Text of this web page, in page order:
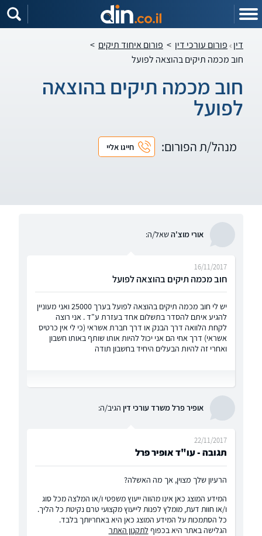
דין פורום עורכי דין > פורום איחוד תיקים >
חוב מכמה תיקים בהוצאה לפועל
חוב מכמה תיקים בהוצאה
לפועל
מנהל/ת הפורום: חייגו אליי
אורי מוצ'השאל/ה:
חוב מכמה תיקים בהוצאה לפועל
16/11/2017
יש לי חוב מכמה תיקים בהוצאה לפועל בערך 25000 ואני מעוניין
להגיע איתם להסדר בתשלום אחד בעזרת ע"ד . אני רוצה
לקחת הלוואה דרך הבנק או דרך חברת אשראי (כי לי אין כרטיס
אשראי) דרך אחי הם אני יכול להיות אותו שותף באותו חשבון
ואחרי זה להיות הבעלים היחיד בחשבון תודה
אופיר פרל משרד עורכי דין הגיב/ה:
תגובה - עו"ד אופיר פרל
22/11/2017
הרעיון שלך מצוין, אך מה האשלה?
המידע המוצג כאן אינו מהווה ייעוץ משפטי ו/או המלצה מכל סוג
ו/או חוות דעת, מומלץ לפנות לייעוץ מקצועי טרם נקיטת כל הליך.
כל הסתמכות על המידע המוצג כאן היא באחריותך בלבד.
הגלישה באתר היא בכפוף לתקנון האתר